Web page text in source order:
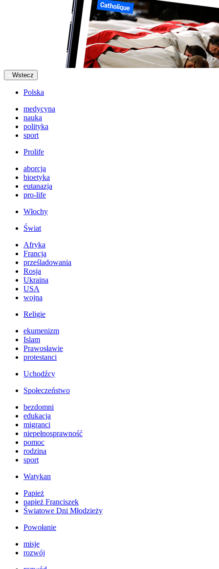
Wstecz
Polska
medycyna
nauka
polityka
sport
Prolife
aborcja
bioetyka
eutanazja
pro-life
Włochy
Świat
Afryka
Francja
prześladowania
Rosja
Ukraina
USA
wojna
Religie
ekumenizm
Islam
Prawosławie
protestanci
Uchodźcy
Społeczeństwo
bezdomni
edukacja
migranci
niepełnosprawność
pomoc
rodzina
sport
Watykan
Papież
papież Franciszek
Światowe Dni Młodzieży
Powołanie
misje
rozwój